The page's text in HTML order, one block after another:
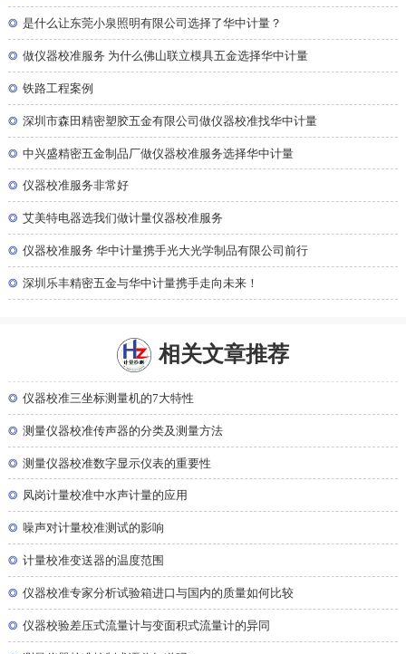
◎ 是什么让东莞小泉照明有限公司选择了华中计量？
◎ 做仪器校准服务 为什么佛山联立模具五金选择华中计量
◎ 铁路工程案例
◎ 深圳市森田精密塑胶五金有限公司做仪器校准找华中计量
◎ 中兴盛精密五金制品厂做仪器校准服务选择华中计量
◎ 仪器校准服务非常好
◎ 艾美特电器选我们做计量仪器校准服务
◎ 仪器校准服务 华中计量携手光大光学制品有限公司前行
◎ 深圳乐丰精密五金与华中计量携手走向未来！
相关文章推荐
◎ 仪器校准三坐标测量机的7大特性
◎ 测量仪器校准传声器的分类及测量方法
◎ 测量仪器校准数字显示仪表的重要性
◎ 凤岗计量校准中水声计量的应用
◎ 噪声对计量校准测试的影响
◎ 计量校准变送器的温度范围
◎ 仪器校准专家分析试验箱进口与国内的质量如何比较
◎ 仪器校验差压式流量计与变面积式流量计的异同